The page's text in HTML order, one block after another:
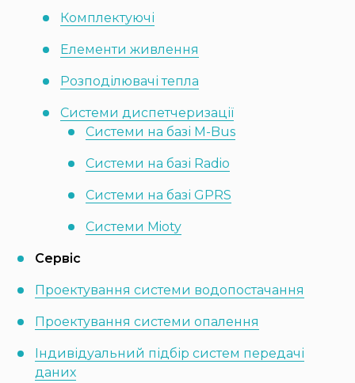
Комплектуючі
Елементи живлення
Розподілювачі тепла
Системи диспетчеризації
Системи на базі M-Bus
Системи на базі Radio
Системи на базі GPRS
Системи Mioty
Сервіс
Проектування системи водопостачання
Проектування системи опалення
Індивідуальний підбір систем передачі
даних